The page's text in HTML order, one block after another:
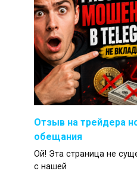
Отзыв на трейдера
обещания
Ой! Эта страница не
с нашей